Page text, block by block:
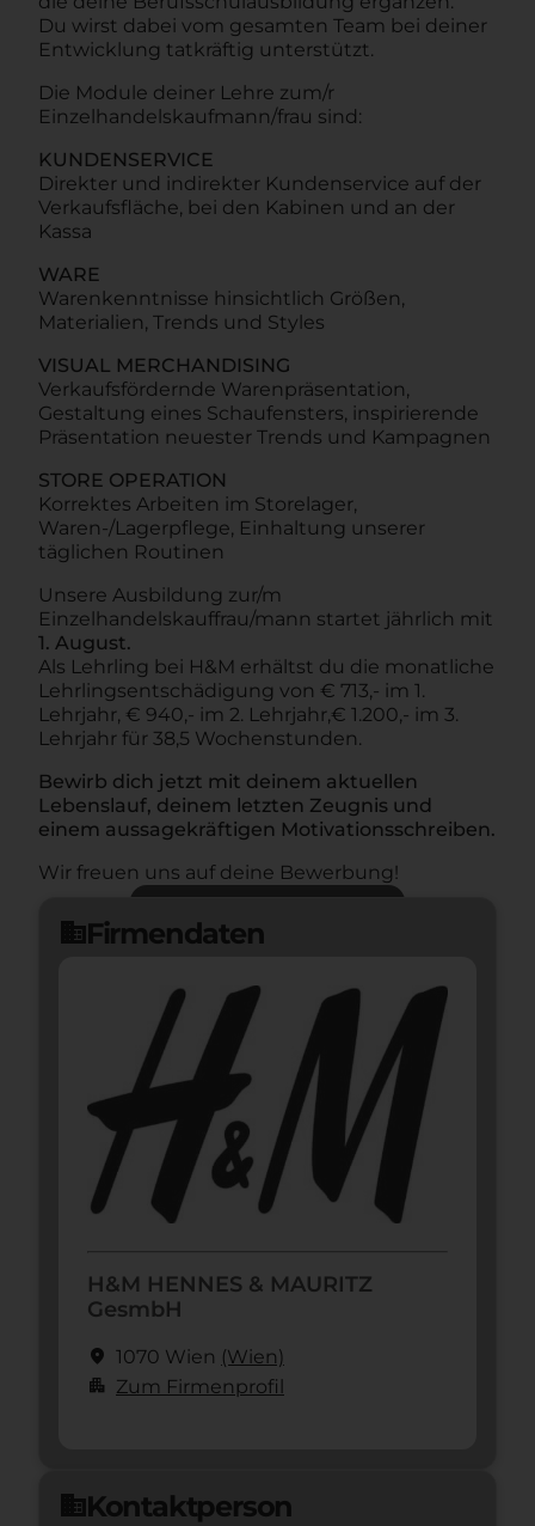
Du wirst dabei vom gesamten Team bei deiner
Entwicklung tatkräftig unterstützt.
Die Module deiner Lehre zum/r
Einzelhandelskaufmann/frau sind:
KUNDENSERVICE
Direkter und indirekter Kundenservice auf der
Verkaufsfläche, bei den Kabinen und an der
Kassa
WARE
Warenkenntnisse hinsichtlich Größen,
Materialien, Trends und Styles
VISUAL MERCHANDISING
Verkaufsfördernde Warenpräsentation,
Gestaltung eines Schaufensters, inspirierende
Präsentation neuester Trends und Kampagnen
STORE OPERATION
Korrektes Arbeiten im Storelager,
Waren-/Lagerpflege, Einhaltung unserer
täglichen Routinen
Unsere Ausbildung zur/m
Einzelhandelskauffrau/mann startet jährlich mit
1. August.
Als Lehrling bei H&M erhältst du die monatliche
Lehrlingsentschädigung von € 713,- im 1.
Lehrjahr, € 940,- im 2. Lehrjahr,€ 1.200,- im 3.
Lehrjahr für 38,5 Wochenstunden.
Bewirb dich jetzt mit deinem aktuellen
Lebenslauf, deinem letzten Zeugnis und
einem aussagekräftigen Motivationsschreiben.
Wir freuen uns auf deine Bewerbung!
domainFirmendaten
H&M HENNES & MAURITZ
GesmbH
location_on 1070 Wien (Wien)
apartment Zum Firmenprofil
domainKontaktperson